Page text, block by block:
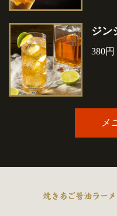
ジン
380
メ